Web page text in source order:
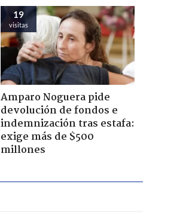
19
visitas
Amparo Noguera pide
devolución de fondos e
indemnización tras estafa:
exige más de $500
millones